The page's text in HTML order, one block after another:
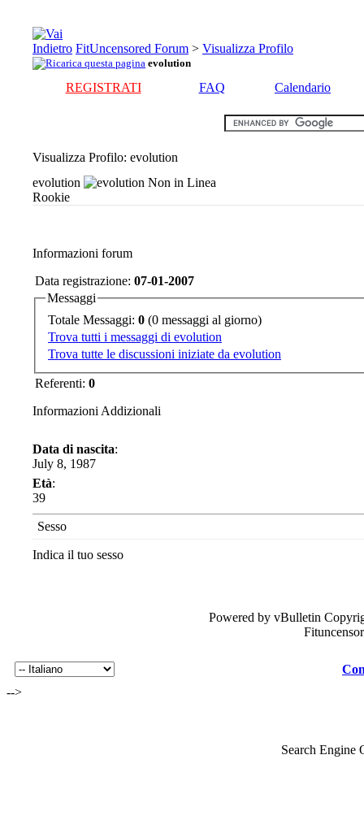
FitUncensored Forum > Visualizza Profilo
evolution
REGISTRATI FAQ Calendario
Visualizza Profilo: evolution
evolution
Rookie
Informazioni forum
Data registrazione: 07-01-2007
Messaggi
Totale Messaggi: 0 (0 messaggi al giorno)
Trova tutti i messaggi di evolution
Trova tutte le discussioni iniziate da evolution
Referenti: 0
Informazioni Addizionali
Data di nascita:
July 8, 1987
Età:
39
Sesso
Indica il tuo sesso
Powered by vBulletin
-->
Search Engine